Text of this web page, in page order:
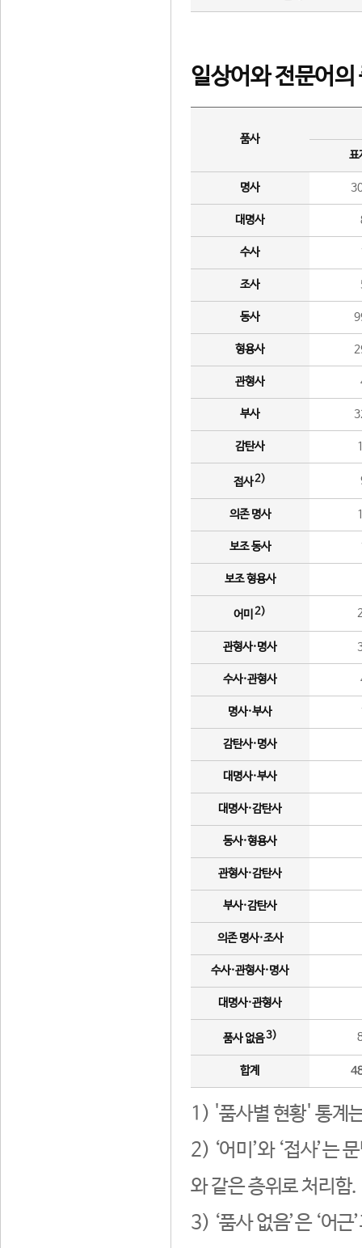
일상어와 전문어의
품사
표
명사
대명사
수사
조사
동사
형용사
관형사
부사
감탄사
접사2)
의존 명사
보조 동사
보조 형용사
어미 2)
관형사·명사
수사·관형사
명사·부사
감탄사·명사
대명사·부사
대명사·감탄사
동사·형용사
관형사·감탄사
부사·감탄사
의존 명사·조사
수사·관형사·명사
대명사·관형사
품사 없음3)
합계
1) '품사별 현황' 통계
2) ‘어미’와 ‘접사’는
와 같은 층위로 처리함.
3) ‘품사 없음’은 ‘어